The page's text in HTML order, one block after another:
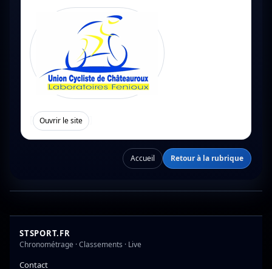
Ouvrir le site
Accueil Retour à la rubrique
STSPORT.FR
Chronométrage · Classements · Live
Contact